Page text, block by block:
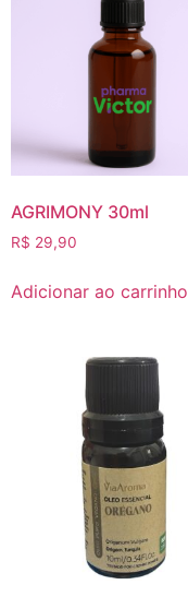
AGRIMONY 30ml
R$ 29,90
Adicionar ao carrinho